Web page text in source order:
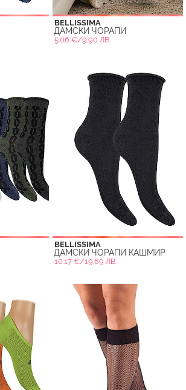
BELLISSIMA
ДАМСКИ ЧОРАПИ
5.06 €/9.90 ЛВ.
BELLISSIMA
ДАМСКИ ЧОРАПИ КАШМИР
10.17 €/19.89 ЛВ.